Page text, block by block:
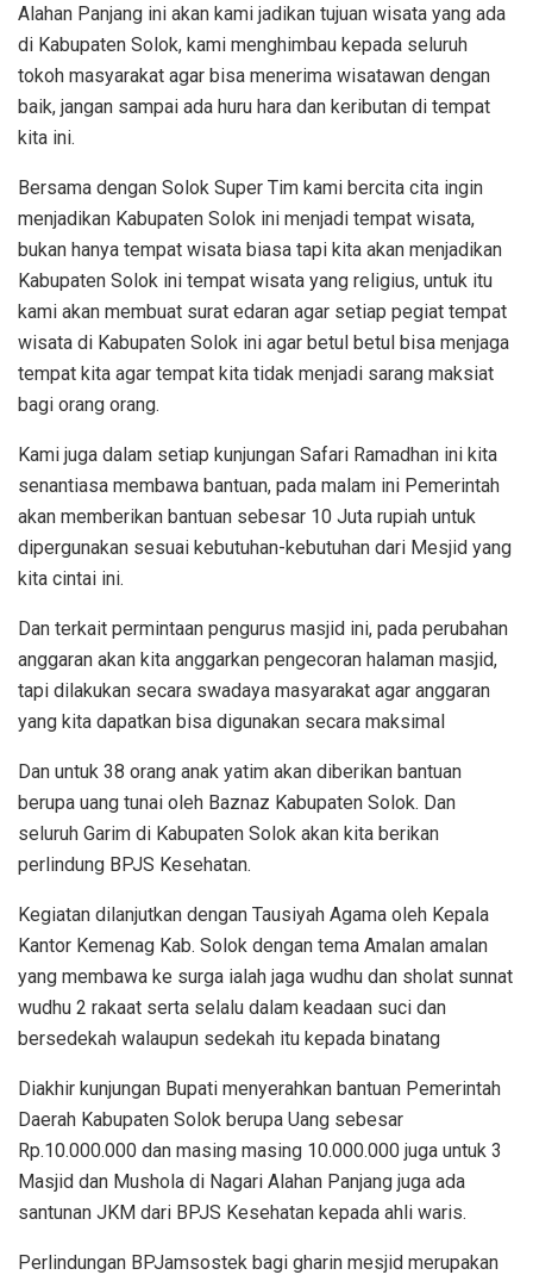
Alahan Panjang ini akan kami jadikan tujuan wisata yang ada
di Kabupaten Solok, kami menghimbau kepada seluruh
tokoh masyarakat agar bisa menerima wisatawan dengan
baik, jangan sampai ada huru hara dan keributan di tempat
kita ini.
Bersama dengan Solok Super Tim kami bercita cita ingin
menjadikan Kabupaten Solok ini menjadi tempat wisata,
bukan hanya tempat wisata biasa tapi kita akan menjadikan
Kabupaten Solok ini tempat wisata yang religius, untuk itu
kami akan membuat surat edaran agar setiap pegiat tempat
wisata di Kabupaten Solok ini agar betul betul bisa menjaga
tempat kita agar tempat kita tidak menjadi sarang maksiat
bagi orang orang.
Kami juga dalam setiap kunjungan Safari Ramadhan ini kita
senantiasa membawa bantuan, pada malam ini Pemerintah
akan memberikan bantuan sebesar 10 Juta rupiah untuk
dipergunakan sesuai kebutuhan-kebutuhan dari Mesjid yang
kita cintai ini.
Dan terkait permintaan pengurus masjid ini, pada perubahan
anggaran akan kita anggarkan pengecoran halaman masjid,
tapi dilakukan secara swadaya masyarakat agar anggaran
yang kita dapatkan bisa digunakan secara maksimal
Dan untuk 38 orang anak yatim akan diberikan bantuan
berupa uang tunai oleh Baznaz Kabupaten Solok. Dan
seluruh Garim di Kabupaten Solok akan kita berikan
perlindung BPJS Kesehatan.
Kegiatan dilanjutkan dengan Tausiyah Agama oleh Kepala
Kantor Kemenag Kab. Solok dengan tema Amalan amalan
yang membawa ke surga ialah jaga wudhu dan sholat sunnat
wudhu 2 rakaat serta selalu dalam keadaan suci dan
bersedekah walaupun sedekah itu kepada binatang
Diakhir kunjungan Bupati menyerahkan bantuan Pemerintah
Daerah Kabupaten Solok berupa Uang sebesar
Rp.10.000.000 dan masing masing 10.000.000 juga untuk 3
Masjid dan Mushola di Nagari Alahan Panjang juga ada
santunan JKM dari BPJS Kesehatan kepada ahli waris.
Perlindungan BPJamsostek bagi gharin mesjid merupakan